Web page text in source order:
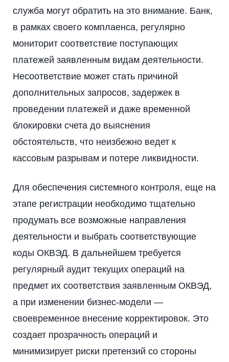
служба могут обратить на это внимание. Банк,
в рамках своего комплаенса, регулярно
мониторит соответствие поступающих
платежей заявленным видам деятельности.
Несоответствие может стать причиной
дополнительных запросов, задержек в
проведении платежей и даже временной
блокировки счета до выяснения
обстоятельств, что неизбежно ведет к
кассовым разрывам и потере ликвидности.
Для обеспечения системного контроля, еще на
этапе регистрации необходимо тщательно
продумать все возможные направления
деятельности и выбрать соответствующие
коды ОКВЭД. В дальнейшем требуется
регулярный аудит текущих операций на
предмет их соответствия заявленным ОКВЭД,
а при изменении бизнес-модели —
своевременное внесение корректировок. Это
создает прозрачность операций и
минимизирует риски претензий со стороны